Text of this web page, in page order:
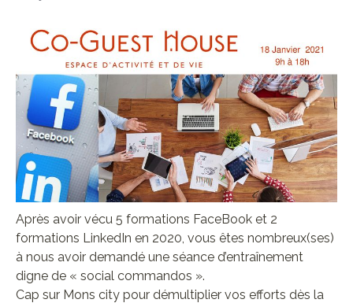
Après avoir vécu 5 formations FaceBook et 2
formations LinkedIn en 2020, vous êtes nombreux(ses)
à nous avoir demandé une séance d’entraînement
digne de « social commandos ».
Cap sur Mons city pour démultiplier vos efforts dès la